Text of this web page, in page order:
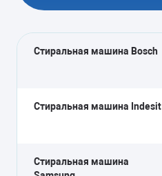
Стиральная машина Bosch
Стиральная машина Indesit
Стиральная машина